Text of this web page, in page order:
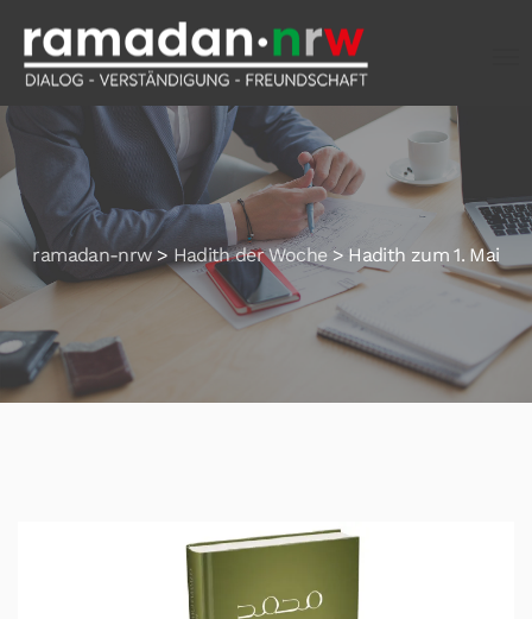
ramadan-nrw> Hadith der Woche> Hadith zum 1. Mai